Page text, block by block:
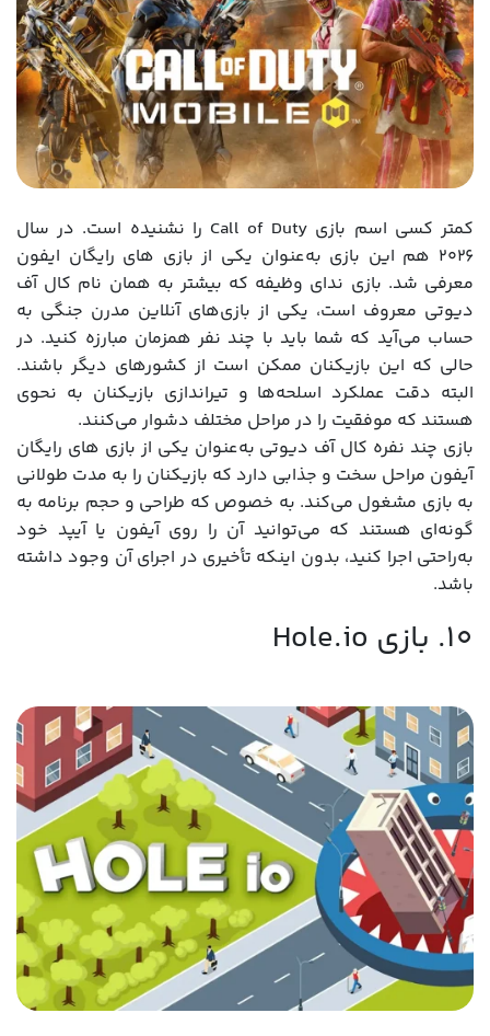
کمتر کسی اسم بازی Call of Duty را نشنیده است. در سال
۲۰۲۶ هم این بازی به‌عنوان یکی از بازی‌ های رایگان ایفون
معرفی شد. بازی ندای وظیفه که بیشتر به همان نام کال آف
دیوتی معروف است، یکی از بازی‌های آنلاین مدرن جنگی به
حساب می‌آید که شما باید با چند نفر همزمان مبارزه کنید. در
حالی که این بازیکنان ممکن است از کشورهای دیگر باشند.
البته دقت عملکرد اسلحه‌ها و تیراندازی بازیکنان به نحوی
هستند که موفقیت را در مراحل مختلف دشوار می‌کنند.
بازی چند نفره کال آف دیوتی به‌عنوان یکی از بازی های رایگان
آیفون مراحل سخت و جذابی دارد که بازیکنان را به مدت طولانی
به بازی مشغول می‌کند. به خصوص که طراحی و حجم برنامه به
گونه‌ای هستند که می‌توانید آن را روی آیفون یا آیپد خود
به‌راحتی اجرا کنید، بدون اینکه تأخیری در اجرای آن وجود داشته
باشد.
10. بازی Hole.io